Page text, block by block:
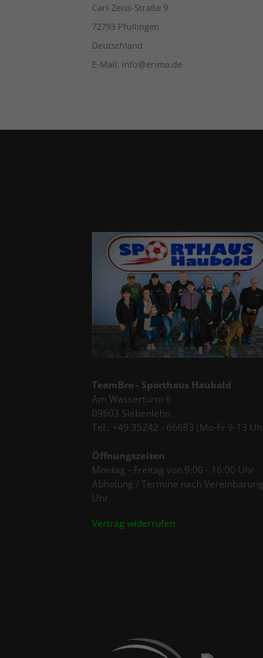
Carl-Zeiss-Straße 9
72793 Pfullingen
Deutschland
E-Mail: info@erima.de
TeamBro - Sporthaus Haubold
Am Wasserturm 6
09603 Siebenlehn
Tel.: +49 35242 - 66683 (Mo-Fr 9-13
Öffnungszeiten
Montag - Freitag von 9:00 - 16:00 Uhr
Abholung / Termine nach
Uhr
Vertrag widerrufen